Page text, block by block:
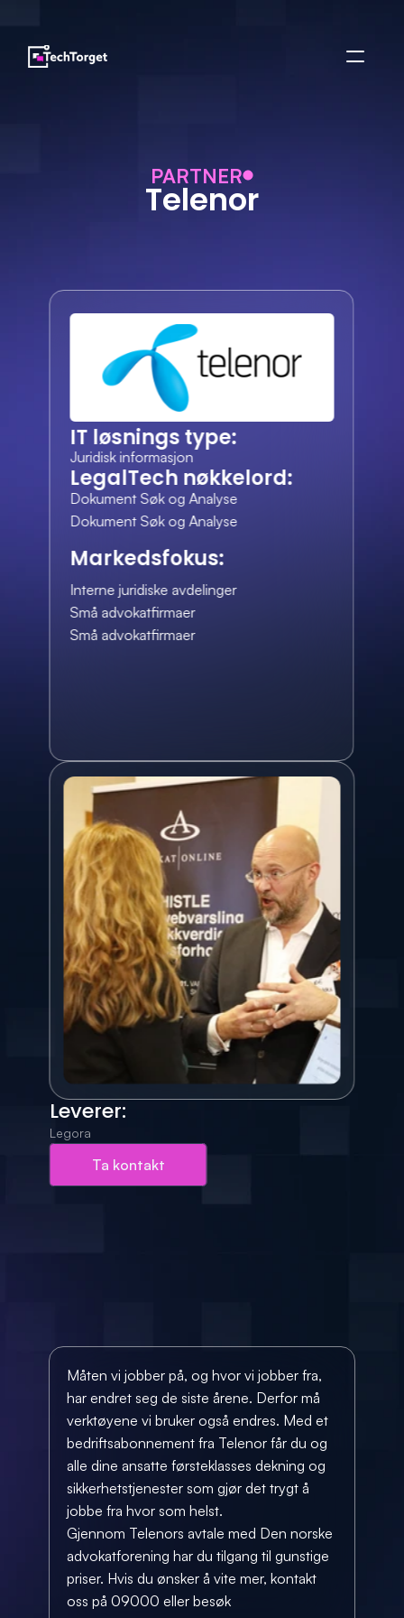
PARTNER
Telenor
Leverer:
Legora
Ta kontakt
IT løsnings type:
Juridisk informasjon
LegalTech nøkkelord:
Dokument Søk og Analyse
Dokument Søk og Analyse
Markedsfokus:
Interne juridiske avdelinger
Små advokatfirmaer
Små advokatfirmaer
Måten vi jobber på, og hvor vi jobber fra,
har endret seg de siste årene. Derfor må
verktøyene vi bruker også endres. Med et
bedriftsabonnement fra Telenor får du og
alle dine ansatte førsteklasses dekning og
sikkerhetstjenester som gjør det trygt å
jobbe fra hvor som helst.
Gjennom Telenors avtale med Den norske
advokatforening har du tilgang til gunstige
priser. Hvis du ønsker å vite mer, kontakt